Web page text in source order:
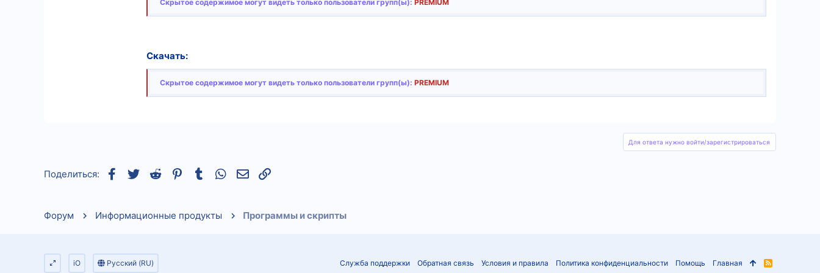
Скрытое содержимое могут видеть только пользователи групп(ы): PREMIUM
Скачать:
Скрытое содержимое могут видеть только пользователи групп(ы): PREMIUM
Для ответа нужно войти/зарегистрироваться
Поделиться: Facebook
TwitterReddit Pinterest
TumblrWhatsAppЭлектронная почта
Ссылка
Форум Информационные продукты Программы и скрипты
iO Русский (RU) Служба поддержки Обратная связь Условия и правила Политика конфиденциальности Помощь Главная
R